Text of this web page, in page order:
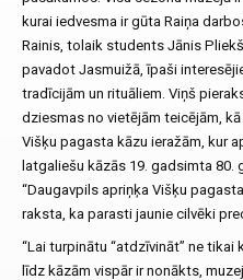
kurai iedvesma ir gūta Raiņa
Rainis, tolaik students Jānis
pavadot Jasmuižā, īpaši
tradīcijām un rituāliem. Viņš
dziesmas no vietējām teicējām,
Višķu pagasta kāzu ieražām, kur
latgaliešu kāzās 19. gadsimta 80.
“Daugavpils apriņķa Višķu
raksta, ka parasti jaunie cilvēki
“Lai turpinātu “atdzīvināt” ne
līdz kāzām vispār ir nonākts,